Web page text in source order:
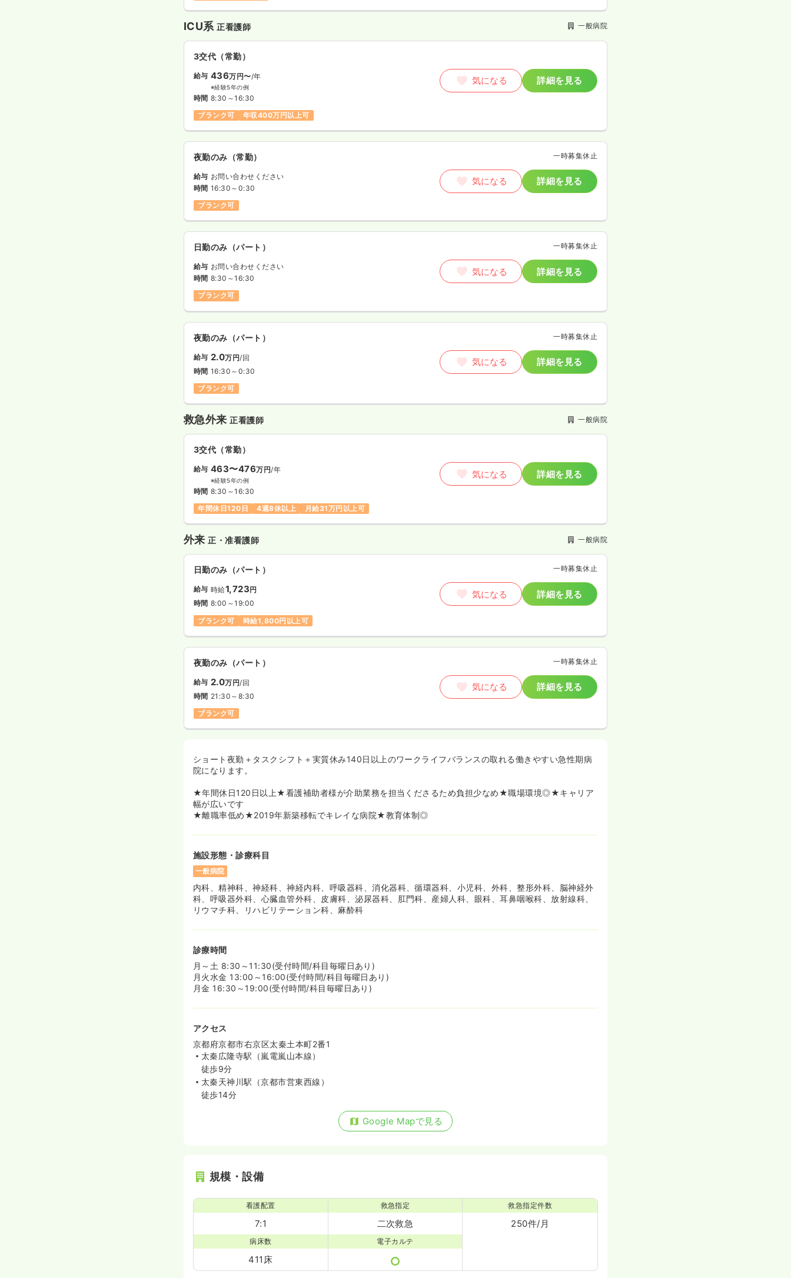
ICU系正看護師 一般病院
3交代（常勤）
給与 436万円〜/年
※経験5年の例
時間 8:30～16:30
ブランク可
年収400万円以上可
気になる 詳細を見る
夜勤のみ（常勤） 一時募集休止
給与 お問い合わせください
時間 16:30～0:30
ブランク可
気になる 詳細を見る
日勤のみ（パート） 一時募集休止
給与 お問い合わせください
時間 8:30～16:30
ブランク可
気になる 詳細を見る
夜勤のみ（パート） 一時募集休止
給与 2.0万円/回
時間 16:30～0:30
ブランク可
気になる 詳細を見る
救急外来正看護師 一般病院
3交代（常勤）
給与 463〜476万円/年
※経験5年の例
時間 8:30～16:30
年間休日120日
4週8休以上 月給31万円以上可
気になる 詳細を見る
外来正・准看護師 一般病院
日勤のみ（パート） 一時募集休止
給与 時給1,723円
時間 8:00～19:00
ブランク可
時給1,800円以上可
気になる 詳細を見る
夜勤のみ（パート） 一時募集休止
給与 2.0万円/回
時間 21:30～8:30
ブランク可
気になる 詳細を見る
ショート夜勤＋タスクシフト＋実質休み140日以上のワークライフバランスの取れる働きやすい急性期病
院になります。
★年間休日120日以上★看護補助者様が介助業務を担当くださるため負担少なめ★職場環境◎★キャリア
幅が広いです
★離職率低め★2019年新築移転でキレイな病院★教育体制◎
施設形態・診療科目
一般病院
内科、精神科、神経科、神経内科、呼吸器科、消化器科、循環器科、小児科、外科、整形外科、脳神経外
科、呼吸器外科、心臓血管外科、皮膚科、泌尿器科、肛門科、産婦人科、眼科、耳鼻咽喉科、放射線科、
リウマチ科、リハビリテーション科、麻酔科
診療時間
月～土 8:30～11:30(受付時間/科目毎曜日あり)
月火水金 13:00～16:00(受付時間/科目毎曜日あり)
月金 16:30～19:00(受付時間/科目毎曜日あり)
アクセス
京都府京都市右京区太秦土本町2番1
太秦広隆寺駅（嵐電嵐山本線）
徒歩9分
太秦天神川駅（京都市営東西線）
徒歩14分
Google Mapで見る
規模・設備
看護配置
7:1
救急指定
二次救急
救急指定件数
250件/月
病床数
411床
電子カルテ